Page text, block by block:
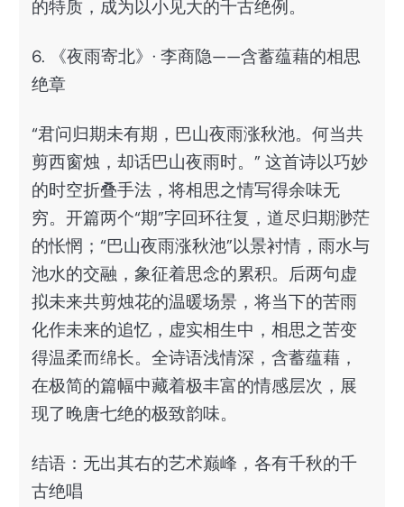
的特质，成为以小见大的千古绝例。
6. 《夜雨寄北》· 李商隐——含蓄蕴藉的相思
绝章
“君问归期未有期，巴山夜雨涨秋池。何当共
剪西窗烛，却话巴山夜雨时。” 这首诗以巧妙
的时空折叠手法，将相思之情写得余味无
穷。开篇两个“期”字回环往复，道尽归期渺茫
的怅惘；“巴山夜雨涨秋池”以景衬情，雨水与
池水的交融，象征着思念的累积。后两句虚
拟未来共剪烛花的温暖场景，将当下的苦雨
化作未来的追忆，虚实相生中，相思之苦变
得温柔而绵长。全诗语浅情深，含蓄蕴藉，
在极简的篇幅中藏着极丰富的情感层次，展
现了晚唐七绝的极致韵味。
结语：无出其右的艺术巅峰，各有千秋的千
古绝唱